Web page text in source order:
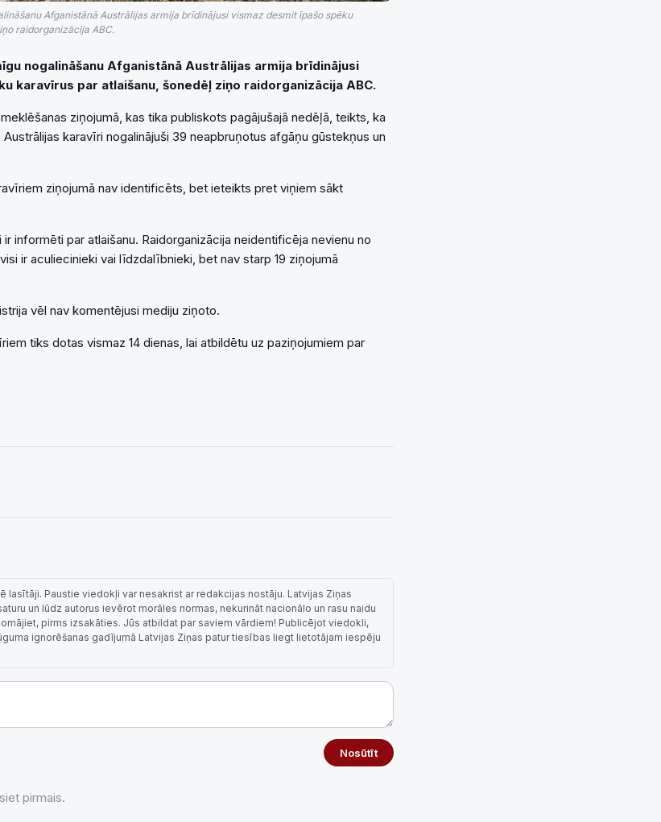
Afganistānā Austrālijas armija brīdinājusi vismaz desmit īpašo spēku
raidorganizācija ABC.
nogalināšanu Afganistānā Austrālijas armija brīdinājusi
karavīrus par atlaišanu, šonedēļ ziņo raidorganizācija ABC.
ziņojumā, kas tika publiskots pagājušajā nedēļā, teikts, ka
karavīri nogalinājuši 39 neapbruņotus afgāņu gūstekņus un
ziņojumā nav identificēts, bet ieteikts pret viņiem sākt
informēti par atlaišanu. Raidorganizācija neidentificēja nevienu no
ir aculiecinieki vai līdzdalībnieki, bet nav starp 19 ziņojumā
vēl nav komentējusi mediju ziņoto.
tiks dotas vismaz 14 dienas, lai atbildētu uz paziņojumiem par
lasītāji. Paustie viedokļi var nesakrist ar redakcijas nostāju. Latvijas Ziņas
un lūdz autorus ievērot morāles normas, nekurināt nacionālo un rasu naidu
pirms izsakāties. Jūs atbildat par saviem vārdiem! Publicējot viedokli,
ignorēšanas gadījumā Latvijas Ziņas patur tiesības liegt lietotājam iespēju
Nosūtīt
pirmais.